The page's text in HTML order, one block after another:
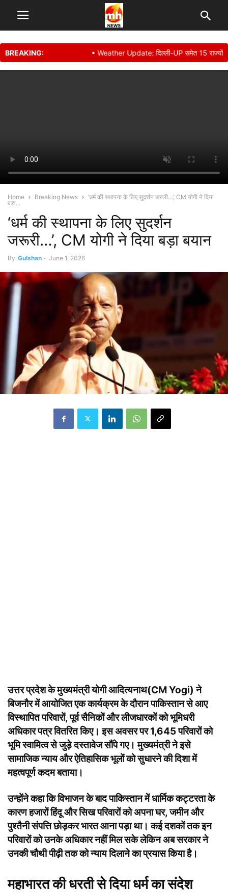
BREAKING: • Weather Update: दिल्ली-UP समेत 15 राज्यों में
Home Breaking News
‘धर्म की स्थापना के लिए सुदर्शन जरूरी…’, CM योगी ने दिया
बड़ा...
‘धर्म की स्थापना के लिए सुदर्शन
जरूरी…’, CM योगी ने दिया बड़ा बयान
By Gulshan - June 1, 2026
उत्तर प्रदेश केमुख्यमंत्री योगी आदित्यनाथ(CM Yogi) ने
बिजनौर में आयोजित एक कार्यक्रम के दौरान पाकिस्तान से आए
विस्थापित परिवारों, पूर्व सैनिकों और लीजधारकों को भूमिधरी
अधिकार पत्र वितरित किए। इस अवसर पर 1,645 परिवारों को
भूमि स्वामित्व से जुड़े दस्तावेज सौंपे गए। मुख्यमंत्री ने इसे
सामाजिक न्याय और ऐतिहासिक भूलों को सुधारने की दिशा में
महत्वपूर्ण कदम बताया।
उन्होंने कहा कि विभाजन के बाद पाकिस्तान में धार्मिक कट्टरता के
कारण हजारों हिंदू और सिख परिवारों को अपना घर, जमीन और
पुश्तैनी संपत्ति छोड़कर भारत आना पड़ा था। कई दशकों तक इन
परिवारों को उनके अधिकार नहीं मिल सके लेकिन अब सरकार ने
उनकी चौथी पीढ़ी तक को न्याय दिलाने का प्रयास किया है।
महाभारत की धरती से दिया धर्म का संदेश